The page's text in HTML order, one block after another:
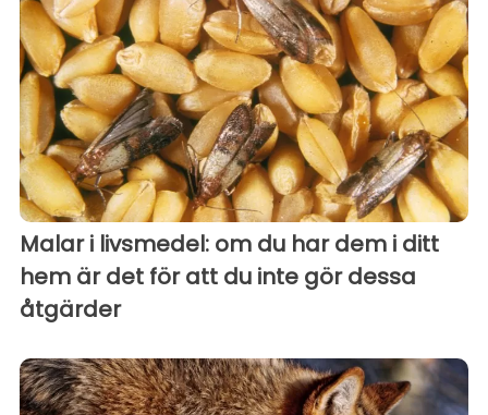
Malar i livsmedel: om du har dem i ditt
hem är det för att du inte gör dessa
åtgärder